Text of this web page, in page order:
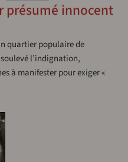
présumé innocent
quartier populaire de
l’indignation,
à manifester pour exiger «